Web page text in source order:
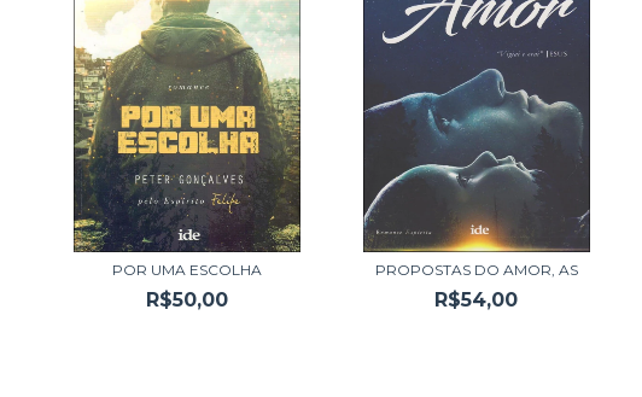
POR UMA ESCOLHA
R$50,00
PROPOSTAS DO AMOR, AS
R$54,00